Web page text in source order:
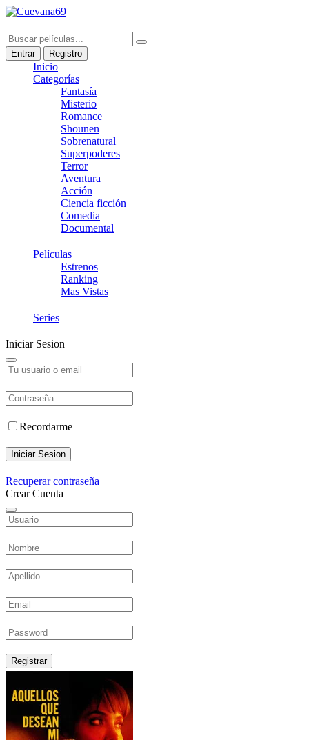
Entrar Registro
Inicio
Categorías
Fantasía
Misterio
Romance
Shounen
Sobrenatural
Superpoderes
Terror
Aventura
Acción
Ciencia ficción
Comedia
Documental
Películas
Estrenos
Ranking
Mas Vistas
Series
Iniciar Sesion
Recordarme
Iniciar Sesion
Recuperar contraseña
Crear Cuenta
Registrar